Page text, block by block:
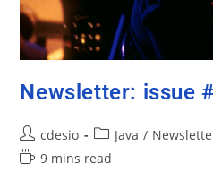
Newsletter: issue
cdesio Java /
9 mins read